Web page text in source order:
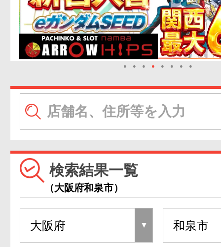
● ● ● ● ● ● ● ●
検索結果一覧
（大阪府和泉市）